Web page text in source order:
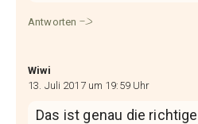
Antworten
Wiwi
13. Juli 2017 um 19:59 Uhr
Das ist genau die